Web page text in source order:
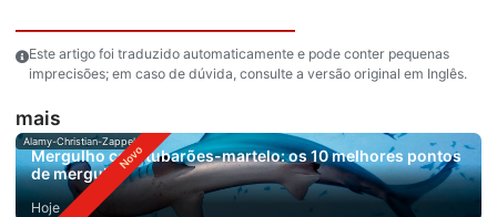
Este artigo foi traduzido automaticamente e pode conter pequenas
imprecisões; em caso de dúvida, consulte a versão original em Inglês.
mais
Alamy-Christian-Zappel
Mergulho com tubarões-martelo: os 10 melhores pontos
de mergulho
Hoje